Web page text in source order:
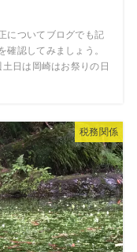
についてブログでも記
認してみましょう。
日は岡崎はお祭りの日
税務関係